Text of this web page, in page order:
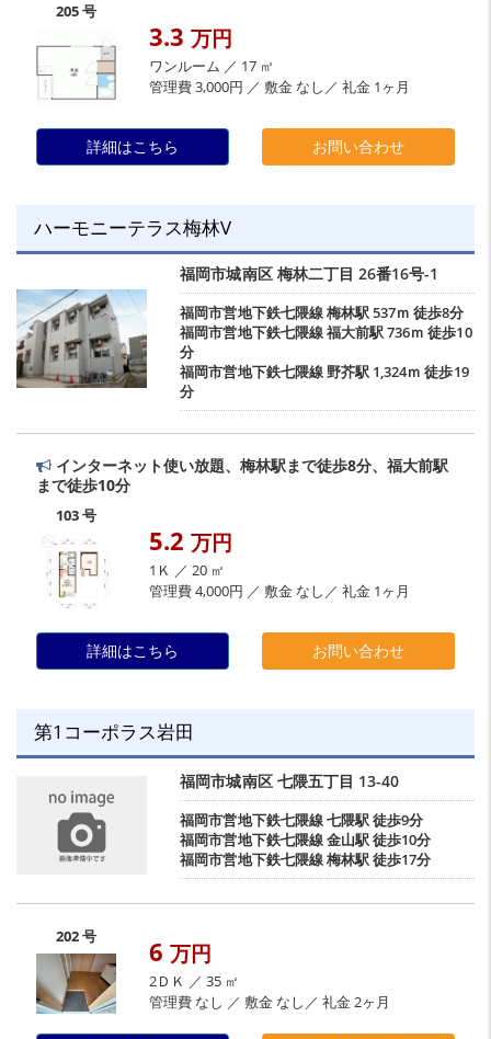
205 号
3.3 万円
ワンルーム ／ 17 ㎡
管理費 3,000円 ／ 敷金 なし／ 礼金 1ヶ月
詳細はこちら お問い合わせ
ハーモニーテラス梅林V
福岡市城南区 梅林二丁目 26番16号-1
福岡市営地下鉄七隈線梅林駅537ｍ 徒歩8分
福岡市営地下鉄七隈線福大前駅736ｍ 徒歩10
分
福岡市営地下鉄七隈線野芥駅 1,324ｍ 徒歩19
分
インターネット使い放題、梅林駅まで徒歩8分、福大前駅
まで徒歩10分
103 号
5.2 万円
1Ｋ ／ 20 ㎡
管理費 4,000円 ／ 敷金 なし／ 礼金 1ヶ月
詳細はこちら お問い合わせ
第1コーポラス岩田
福岡市城南区 七隈五丁目 13-40
福岡市営地下鉄七隈線七隈駅徒歩9分
福岡市営地下鉄七隈線金山駅徒歩10分
福岡市営地下鉄七隈線梅林駅徒歩17分
202 号 6 万円
2ＤＫ ／ 35 ㎡
管理費 なし ／ 敷金 なし／ 礼金 2ヶ月